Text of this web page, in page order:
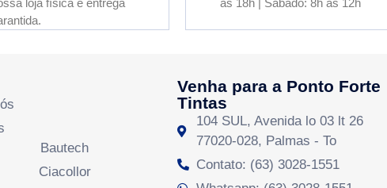
loja física e entrega
às 18h | Sábado: 8h às 12h
Bautech
Ciacollor
Venha para a Ponto Forte
Tintas
104 SUL, Avenida lo 03 lt 26
77020-028, Palmas - To
Contato: (63) 3028-1551